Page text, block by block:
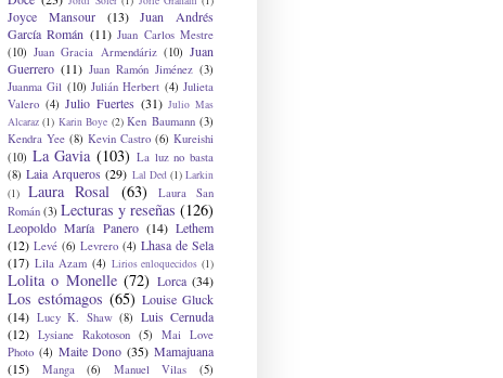
Joyce Mansour (13)
Juan Andrés
García Román (11) Juan Carlos Mestre
(10) Juan Gracia Armendáriz (10) Juan
Guerrero (11) Juan Ramón Jiménez (3)
Juanma Gil (10) Julián Herbert (4) Julieta
Valero (4) Julio Fuertes (31) Julio Mas
Alcaraz (1) Karin Boye (2) Ken Baumann (3)
Kendra Yee (8) Kevin Castro (6) Kureishi
(10) La Gavia (103) La luz no basta
(8) Laia Arqueros (29) Lal Ded (1) Larkin
(1)
Laura Rosal (63)
Laura San
Román (3) Lecturas y reseñas (126)
Leopoldo María Panero (14) Lethem
(12) Levé (6) Levrero (4) Lhasa de Sela
(17) Lila Azam (4) Lirios enloquecidos (1)
Lolita o Monelle (72) Lorca (34)
Los estómagos (65) Louise Gluck
(14) Lucy K. Shaw (8) Luis Cernuda
(12) Lysiane Rakotoson (5)
Mai Love
Photo (4) Maite Dono (35) Mamajuana
(15)
Manga (6) Manuel Vilas (5)